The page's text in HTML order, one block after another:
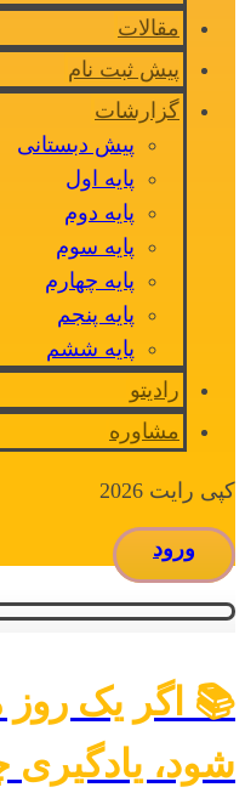
مقالات
پیش ثبت نام
گزارشات
پیش دبستانی
پایه اول
پایه دوم
پایه سوم
پایه چهارم
پایه پنجم
پایه ششم
رادیتو
مشاوره
کپی رایت 2026
ورود
📚 اگر یک
شود،